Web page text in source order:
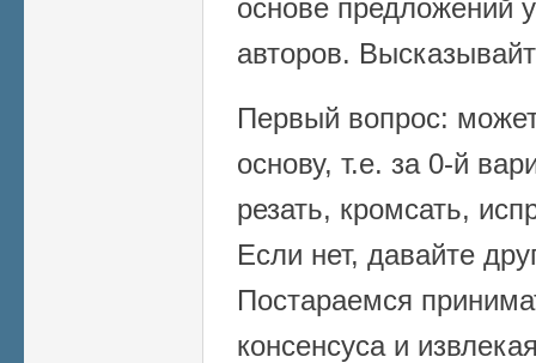
основе предложений
авторов.
Первый вопрос:
основу, т.е. за 0-й
резать, кромсать,
Если нет, давайте
Постараемся
консенсуса и